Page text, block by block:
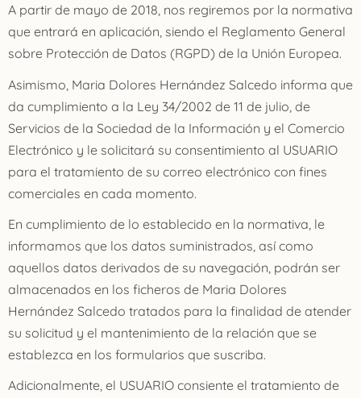
A partir de mayo de 2018, nos regiremos por la normativa
que entrará en aplicación, siendo el Reglamento General
sobre Protección de Datos (RGPD) de la Unión Europea.
Asimismo, Maria Dolores Hernández Salcedo informa que
da cumplimiento a la Ley 34/2002 de 11 de julio, de
Servicios de la Sociedad de la Información y el Comercio
Electrónico y le solicitará su consentimiento al USUARIO
para el tratamiento de su correo electrónico con fines
comerciales en cada momento.
En cumplimiento de lo establecido en la normativa, le
informamos que los datos suministrados, así como
aquellos datos derivados de su navegación, podrán ser
almacenados en los ficheros de Maria Dolores
Hernández Salcedo tratados para la finalidad de atender
su solicitud y el mantenimiento de la relación que se
establezca en los formularios que suscriba.
Adicionalmente, el USUARIO consiente el tratamiento de